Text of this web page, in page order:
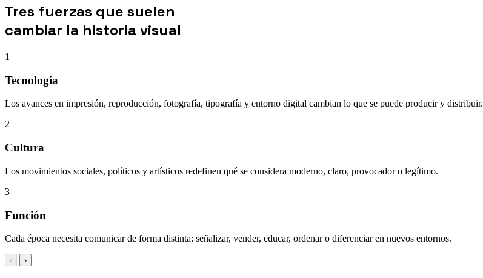
Tres fuerzas que suelen
cambiar la historia visual
1
Tecnología
Los avances en impresión, reproducción, fotografía, tipografía y entorno digital cambian lo que se puede producir y distribuir.
2
Cultura
Los movimientos sociales, políticos y artísticos redefinen qué se considera moderno, claro, provocador o legítimo.
3
Función
Cada época necesita comunicar de forma distinta: señalizar, vender, educar, ordenar o diferenciar en nuevos entornos.
‹ ›